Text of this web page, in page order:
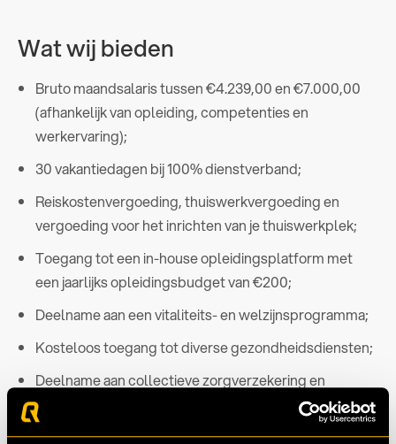
Wat wij bieden
Bruto maandsalaris tussen €4.239,00 en €7.000,00
(afhankelijk van opleiding, competenties en
werkervaring);
30 vakantiedagen bij 100% dienstverband;
Reiskostenvergoeding, thuiswerkvergoeding en
vergoeding voor het inrichten van je thuiswerkplek;
Toegang tot een in-house opleidingsplatform met
een jaarlijks opleidingsbudget van €200;
Deelname aan een vitaliteits- en welzijnsprogramma;
Kosteloos toegang tot diverse gezondheidsdiensten;
Deelname aan collectieve zorgverzekering en
uitstekende pensioenregeling.